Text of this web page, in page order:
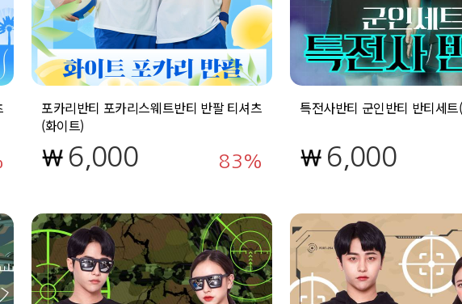
포카리반티 포카리스웨트반티 반팔 티셔츠
(화이트)
6,000 83
특전사반티 군인반티 반티세
6,000